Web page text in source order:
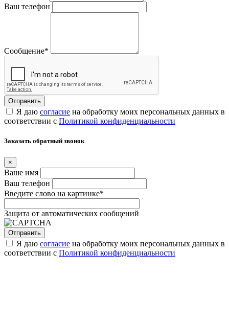
Ваш телефон
Сообщение*
Я даю согласие на обработку моих персональных данных в
соответствии с Политикой конфиденциальности
Заказать обратный звонок
×
Ваше имя
Ваш телефон
Введите слово на картинке*
Защита от автоматических сообщений
Я даю согласие на обработку моих персональных данных в
соответствии с Политикой конфиденциальности